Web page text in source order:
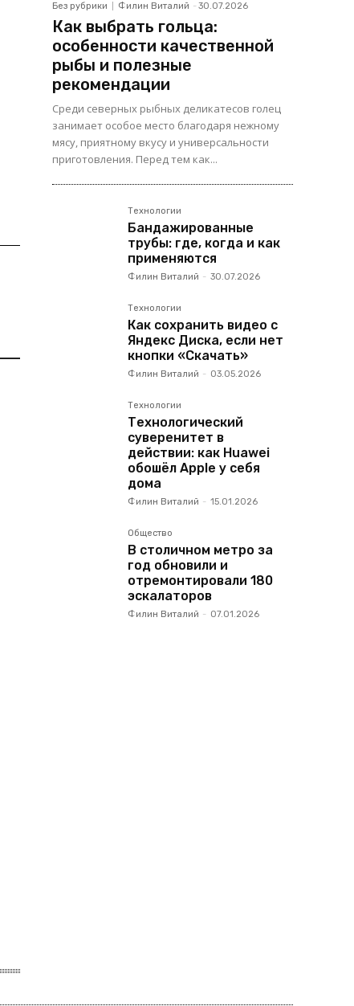
Без рубрики Филин Виталий - 30.07.2026
Как выбрать гольца:
особенности качественной
рыбы и полезные
рекомендации
Среди северных рыбных деликатесов голец
занимает особое место благодаря нежному
мясу, приятному вкусу и универсальности
приготовления. Перед тем как...
Технологии
Бандажированные
трубы: где, когда и как
применяются
Филин Виталий - 30.07.2026
Технологии
Как сохранить видео с
Яндекс Диска, если нет
кнопки «Скачать»
Филин Виталий - 03.05.2026
Технологии
Технологический
суверенитет в
действии: как Huawei
обошёл Apple у себя
дома
Филин Виталий - 15.01.2026
Общество
В столичном метро за
год обновили и
отремонтировали 180
эскалаторов
Филин Виталий - 07.01.2026